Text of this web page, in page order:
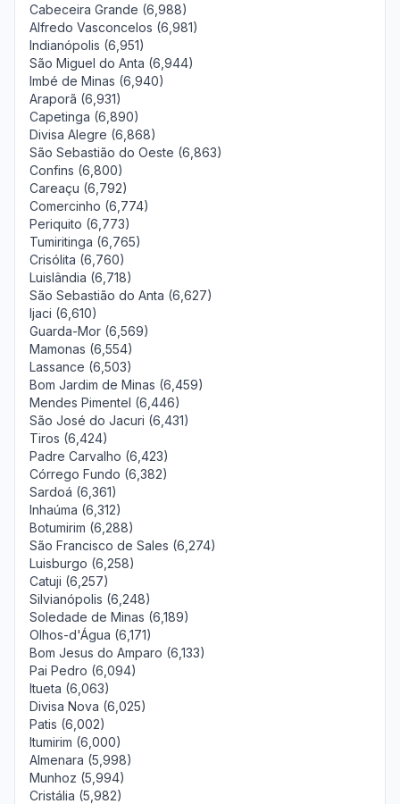
Cabeceira Grande (6,988)
Alfredo Vasconcelos (6,981)
Indianópolis (6,951)
São Miguel do Anta (6,944)
Imbé de Minas (6,940)
Araporã (6,931)
Capetinga (6,890)
Divisa Alegre (6,868)
São Sebastião do Oeste (6,863)
Confins (6,800)
Careaçu (6,792)
Comercinho (6,774)
Periquito (6,773)
Tumiritinga (6,765)
Crisólita (6,760)
Luislândia (6,718)
São Sebastião do Anta (6,627)
Ijaci (6,610)
Guarda-Mor (6,569)
Mamonas (6,554)
Lassance (6,503)
Bom Jardim de Minas (6,459)
Mendes Pimentel (6,446)
São José do Jacuri (6,431)
Tiros (6,424)
Padre Carvalho (6,423)
Córrego Fundo (6,382)
Sardoá (6,361)
Inhaúma (6,312)
Botumirim (6,288)
São Francisco de Sales (6,274)
Luisburgo (6,258)
Catuji (6,257)
Silvianópolis (6,248)
Soledade de Minas (6,189)
Olhos-d'Água (6,171)
Bom Jesus do Amparo (6,133)
Pai Pedro (6,094)
Itueta (6,063)
Divisa Nova (6,025)
Patis (6,002)
Itumirim (6,000)
Almenara (5,998)
Munhoz (5,994)
Cristália (5,982)